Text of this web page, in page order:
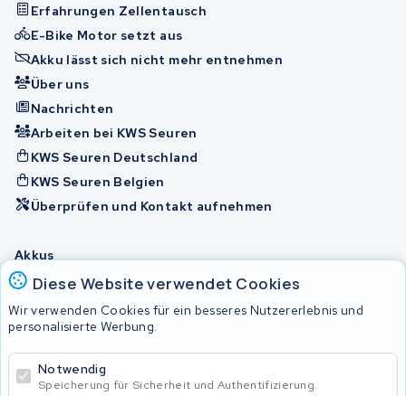
Diese Website verwendet Cookies
Wir verwenden Cookies für ein besseres Nutzererlebnis und
personalisierte Werbung.
Notwendig
Speicherung für Sicherheit und Authentifizierung.
Erfahrungen Zellentausch
E-Bike Motor setzt aus
Akku lässt sich nicht mehr entnehmen
Über uns
Nachrichten
Arbeiten bei KWS Seuren
KWS Seuren Deutschland
KWS Seuren Belgien
Überprüfen und Kontakt aufnehmen
Akkus
© 2026 KWS Seuren
Privacy Policy